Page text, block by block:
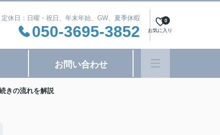
休日：日曜・祝日、年末年始、GW、夏季休暇
050-3695-3852 お気に入り
0
お問い合わせ
きの流れを解説